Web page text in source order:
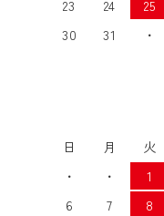
23
24 25
30
31 ・
日 月 火
・
・ 1
6
7 8